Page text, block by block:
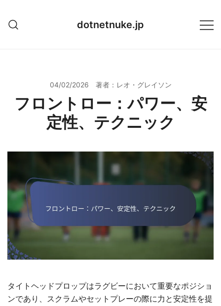
content
dotnetnuke.jp
04/02/2026 著者：レオ・グレイソン
フロントロー：パワー、安
定性、テクニック
タイトヘッドプロップはラグビーにおいて重要なポジショ
ンであり、スクラムやセットプレーの際に力と安定性を提